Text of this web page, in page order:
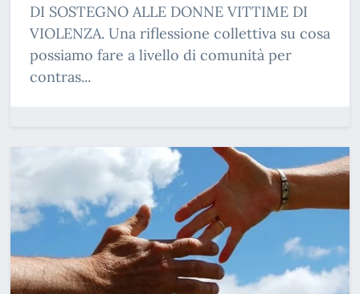
DI SOSTEGNO ALLE DONNE VITTIME DI
VIOLENZA. Una riflessione collettiva su cosa
possiamo fare a livello di comunità per
contras...